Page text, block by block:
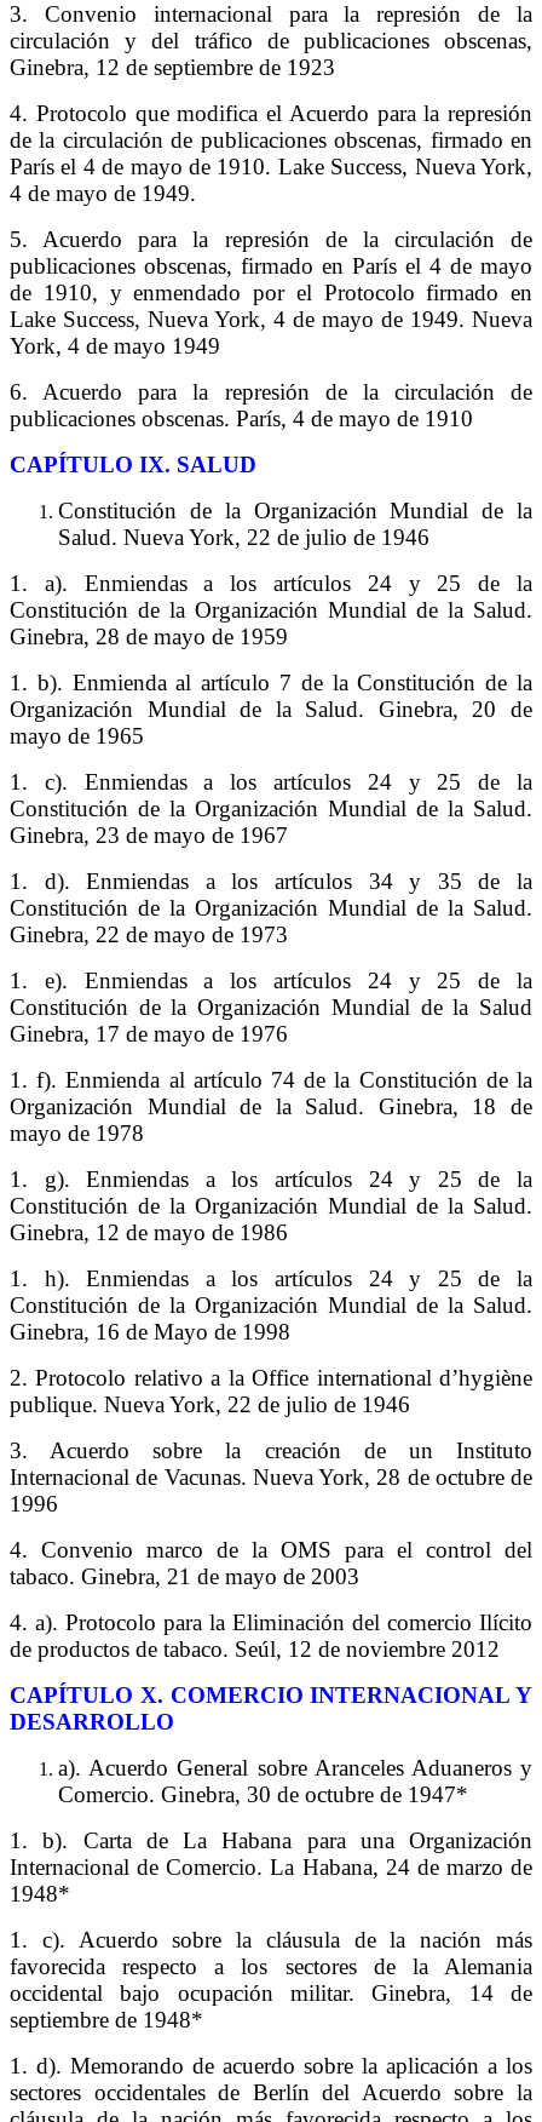
3. Convenio internacional para la represión de la
circulación y del tráfico de publicaciones obscenas,
Ginebra, 12 de septiembre de 1923
4. Protocolo que modifica el Acuerdo para la represión
de la circulación de publicaciones obscenas, firmado en
París el 4 de mayo de 1910. Lake Success, Nueva York,
4 de mayo de 1949.
5. Acuerdo para la represión de la circulación de
publicaciones obscenas, firmado en París el 4 de mayo
de 1910, y enmendado por el Protocolo firmado en
Lake Success, Nueva York, 4 de mayo de 1949. Nueva
York, 4 de mayo 1949
6. Acuerdo para la represión de la circulación de
publicaciones obscenas. París, 4 de mayo de 1910
CAPÍTULO IX. SALUD
Constitución de la Organización Mundial de la
Salud. Nueva York, 22 de julio de 1946
1. a). Enmiendas a los artículos 24 y 25 de la
Constitución de la Organización Mundial de la Salud.
Ginebra, 28 de mayo de 1959
1. b). Enmienda al artículo 7 de la Constitución de la
Organización Mundial de la Salud. Ginebra, 20 de
mayo de 1965
1. c). Enmiendas a los artículos 24 y 25 de la
Constitución de la Organización Mundial de la Salud.
Ginebra, 23 de mayo de 1967
1. d). Enmiendas a los artículos 34 y 35 de la
Constitución de la Organización Mundial de la Salud.
Ginebra, 22 de mayo de 1973
1. e). Enmiendas a los artículos 24 y 25 de la
Constitución de la Organización Mundial de la Salud
Ginebra, 17 de mayo de 1976
1. f). Enmienda al artículo 74 de la Constitución de la
Organización Mundial de la Salud. Ginebra, 18 de
mayo de 1978
1. g). Enmiendas a los artículos 24 y 25 de la
Constitución de la Organización Mundial de la Salud.
Ginebra, 12 de mayo de 1986
1. h). Enmiendas a los artículos 24 y 25 de la
Constitución de la Organización Mundial de la Salud.
Ginebra, 16 de Mayo de 1998
2. Protocolo relativo a la Office international d’hygiène
publique. Nueva York, 22 de julio de 1946
3. Acuerdo sobre la creación de un Instituto
Internacional de Vacunas. Nueva York, 28 de octubre de
1996
4. Convenio marco de la OMS para el control del
tabaco. Ginebra, 21 de mayo de 2003
4. a). Protocolo para la Eliminación del comercio Ilícito
de productos de tabaco. Seúl, 12 de noviembre 2012
CAPÍTULO X. COMERCIO INTERNACIONAL Y
DESARROLLO
a). Acuerdo General sobre Aranceles Aduaneros y
Comercio. Ginebra, 30 de octubre de 1947*
1. b). Carta de La Habana para una Organización
Internacional de Comercio. La Habana, 24 de marzo de
1948*
1. c). Acuerdo sobre la cláusula de la nación más
favorecida respecto a los sectores de la Alemania
occidental bajo ocupación militar. Ginebra, 14 de
septiembre de 1948*
1. d). Memorando de acuerdo sobre la aplicación a los
sectores occidentales de Berlín del Acuerdo sobre la